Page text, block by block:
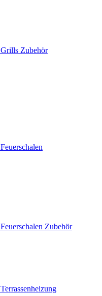
Grills Zubehör
Feuerschalen
Feuerschalen Zubehör
Terrassenheizung